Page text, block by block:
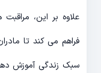
علاوه بر این،
فراهم می کند تا
سبک زندگی آموزش